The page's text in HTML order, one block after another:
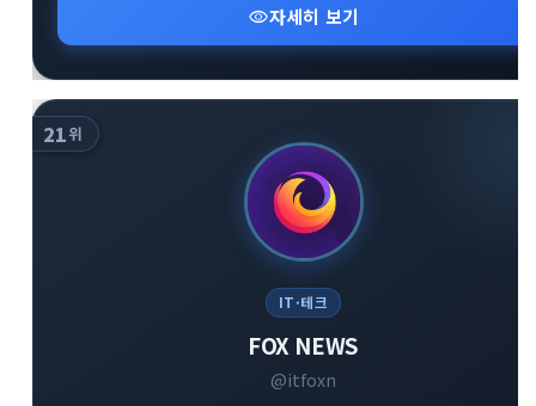
visibility자세히 보기
21위
IT·테크
FOX NEWS
@itfoxn